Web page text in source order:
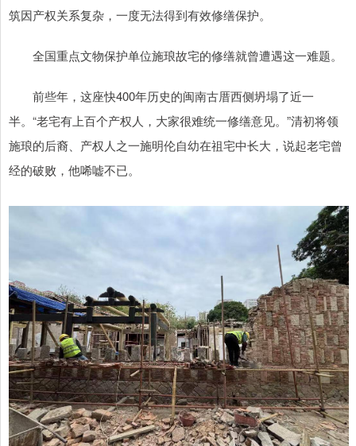
筑因产权关系复杂，一度无法得到有效修缮保护。
全国重点文物保护单位施琅故宅的修缮就曾遭遇这一难题。
前些年，这座快400年历史的闽南古厝西侧坍塌了近一
半。“老宅有上百个产权人，大家很难统一修缮意见。”清初将领
施琅的后裔、产权人之一施明伦自幼在祖宅中长大，说起老宅曾
经的破败，他唏嘘不已。